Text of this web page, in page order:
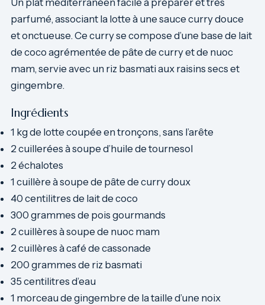
parfumé, associant la lotte à une sauce curry douce
et onctueuse. Ce curry se compose d’une base de lait
de coco agrémentée de pâte de curry et de nuoc
mam, servie avec un riz basmati aux raisins secs et
gingembre.
Ingrédients
1 kg de lotte coupée en tronçons, sans l’arête
2 cuillerées à soupe d’huile de tournesol
2 échalotes
1 cuillère à soupe de pâte de curry doux
40 centilitres de lait de coco
300 grammes de pois gourmands
2 cuillères à soupe de nuoc mam
2 cuillères à café de cassonade
200 grammes de riz basmati
35 centilitres d’eau
1 morceau de gingembre de la taille d’une noix